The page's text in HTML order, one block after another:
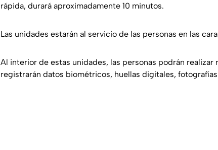
rápida, durará aproximadamente 10 minutos.
Las unidades estarán al servicio de las personas en las
Al interior de estas unidades, las personas podrán
registrarán datos biométricos, huellas digitales,